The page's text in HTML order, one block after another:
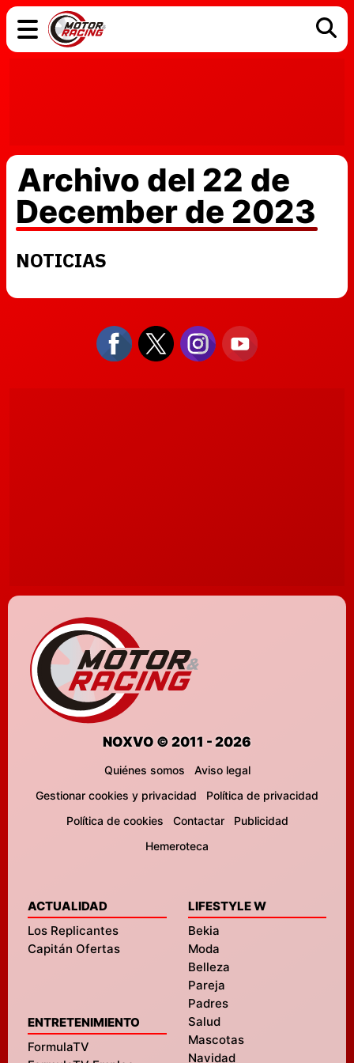
Archivo del 22 de
December de 2023
NOTICIAS
NOXVO © 2011 - 2026
Quiénes somos
Aviso legal
Gestionar cookies y privacidad
Política de privacidad
Política de cookies
Contactar
Publicidad
Hemeroteca
ACTUALIDAD
Los Replicantes
Capitán Ofertas
ENTRETENIMIENTO
FormulaTV
LIFESTYLE W
Bekia
Moda
Belleza
Pareja
Padres
Salud
Mascotas
Navidad